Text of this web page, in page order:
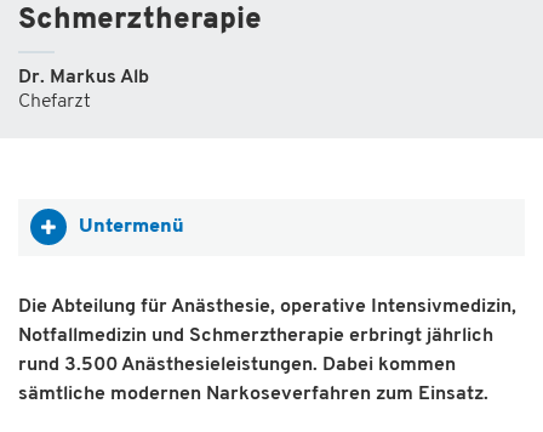
Schmerztherapie
Dr. Markus Alb
Chefarzt
Untermenü
Die Abteilung für Anästhesie, operative Intensivmedizin,
Notfallmedizin und Schmerztherapie erbringt jährlich
rund 3.500 Anästhesieleistungen. Dabei kommen
sämtliche modernen Narkoseverfahren zum Einsatz.